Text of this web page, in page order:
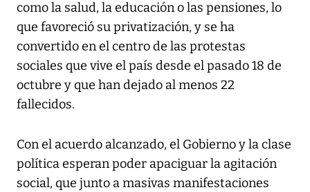
como la salud, la educación o las pensiones, lo
que favoreció su privatización, y se ha
convertido en el centro de las protestas
sociales que vive el país desde el pasado 18 de
octubre y que han dejado al menos 22
fallecidos.
Con el acuerdo alcanzado, el Gobierno y la clase
política esperan poder apaciguar la agitación
social, que junto a masivas manifestaciones